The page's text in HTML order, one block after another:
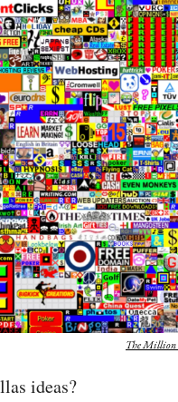
The Million
ideas?